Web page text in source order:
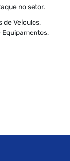
no setor.
de Veículos,
Equipamentos,